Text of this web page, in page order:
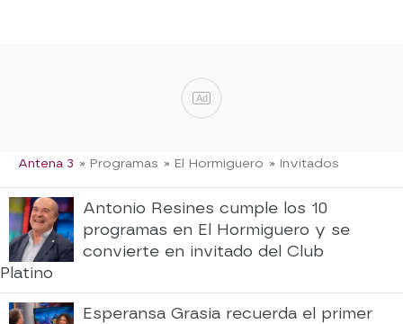
Ad
Antena 3 » Programas » El Hormiguero » Invitados
Antonio Resines cumple los 10
programas en El Hormiguero y se
convierte en invitado del Club
Platino
Esperansa Grasia recuerda el primer